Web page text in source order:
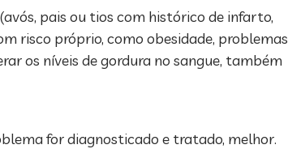
pais ou tios com histórico de infarto,
risco próprio, como obesidade, problemas
os níveis de gordura no sangue, também
for diagnosticado e tratado, melhor.